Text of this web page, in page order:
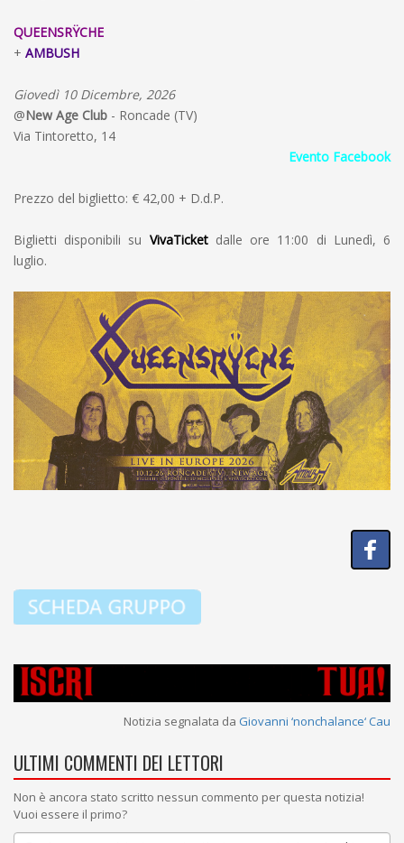
QUEENSRŸCHE
+ AMBUSH
Giovedì 10 Dicembre, 2026
@New Age Club - Roncade (TV)
Via Tintoretto, 14
Evento Facebook
Prezzo del biglietto: € 42,00 + D.d.P.
Biglietti disponibili su VivaTicketdalle ore 11:00 di Lunedì, 6
luglio.
Notizia segnalata da Giovanni ‘nonchalance‘ Cau
ULTIMI COMMENTI DEI LETTORI
Non è ancora stato scritto nessun commento per questa notizia!
Vuoi essere il primo?